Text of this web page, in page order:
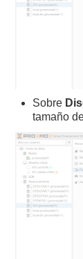
Sobre
tamaño